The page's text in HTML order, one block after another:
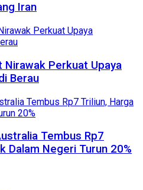
Iran
Nirawak Perkuat Upaya
Berau
Tembus Rp7
Dalam Negeri Turun 20%